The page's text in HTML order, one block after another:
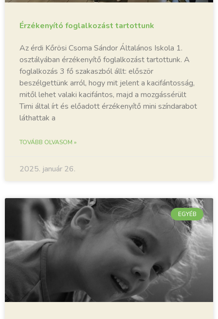
Érzékenyító foglalkozást tartottunk
Az érdi Kőrösi Csoma Sándor Általános Iskola 1.
osztályában érzékenyítő foglalkozást tartottunk. A
foglalkozás 3 fő szakaszból állt: először
beszélgettünk arról, hogy mit jelent a kacifántosság,
mitől lehet valaki kacifántos, majd a mozgássérült
Timi által írt és előadott érzékenyítő mini színdarabot
láthattak a
TOVÁBB OLVASOM »
2025. január 26.
EGYÉB